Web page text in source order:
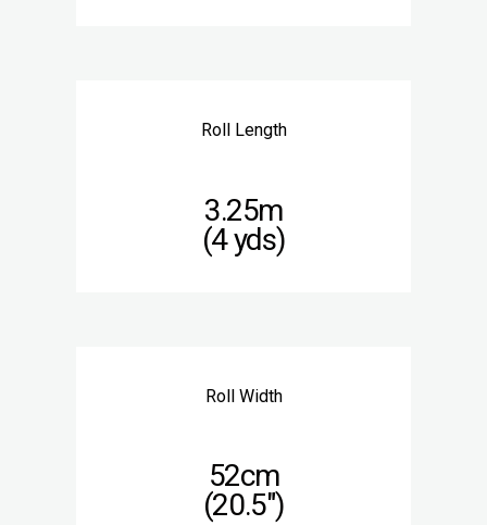
Roll Length
3.25m
(4 yds)
Roll Width
52cm
(20.5″)